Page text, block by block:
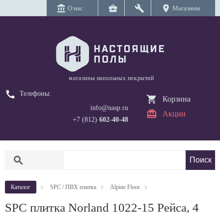
account_balance О нас business_center build location_on Магазины
магазины напольных покрытий
call
Телефоны:
info@nasp.ru
+7 (812) 602-40-48
Корзина
Акции
search
Каталог SPC / ПВХ плитка Alpine Floor
SPC плитка Norland 1022-15 Рейса, 4